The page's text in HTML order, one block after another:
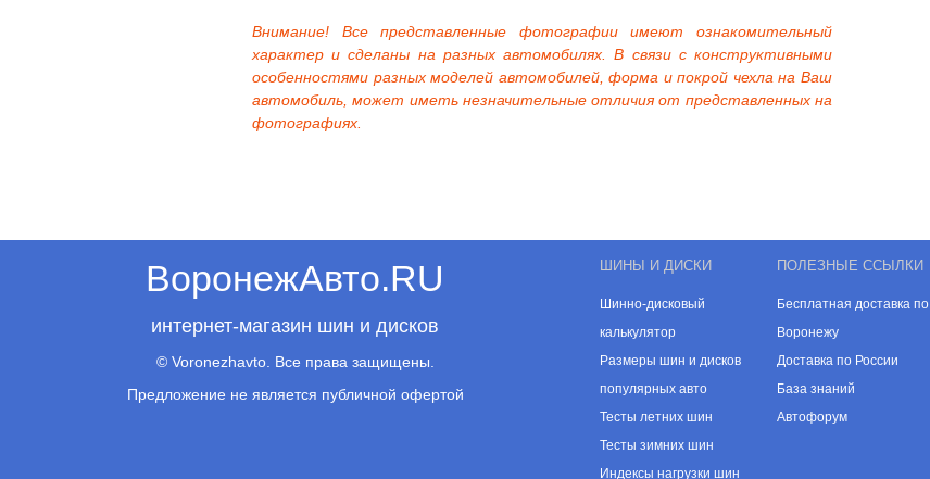
Внимание! Все представленные фотографии имеют ознакомительный
характер и сделаны на разных автомобилях. В связи с конструктивными
особенностями разных моделей автомобилей, форма и покрой чехла на Ваш
автомобиль, может иметь незначительные отличия от представленных на
фотографиях.
ВоронежАвто.RU
интернет-магазин шин и дисков
© Voronezhavto. Все права защищены.
Предложение не является публичной офертой
ШИНЫ И ДИСКИ
Шинно-дисковый
калькулятор
Размеры шин и дисков
популярных авто
Тесты летних шин
Тесты зимних шин
Индексы нагрузки шин
ПОЛЕЗНЫЕ ССЫЛКИ
Бесплатная доставка по
Воронежу
Доставка по России
База знаний
Автофорум